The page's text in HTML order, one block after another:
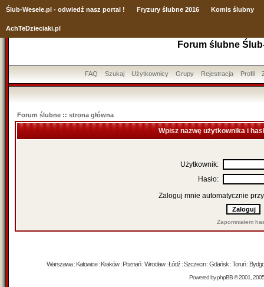
Ślub-Wesele.pl - odwiedź nasz portal ! Fryzury ślubne 2016 Komis ślubny
AchTeDzieciaki.pl
Forum ślubne
FAQ Szukaj Użytkownicy Grupy Rejestracja Profil
Forum ślubne :: strona główna
Wpisz nazwę użytkownika i
Użytkownik:
Hasło:
Zaloguj mnie automatycznie
Zapomniałem
Warszawa : Katowice : Kraków : Poznań : Wrocław : Łódź : Szczecin : Gdańsk : Toruń :
Powered byphpBB© 2001,